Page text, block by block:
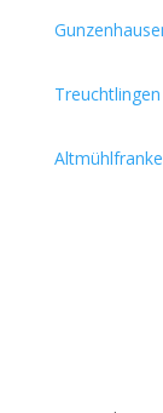
Treuchtlingen